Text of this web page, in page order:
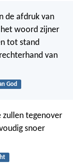
de afdruk van
woord zijner
tot stand
van
God
zullen tegenover
snoer